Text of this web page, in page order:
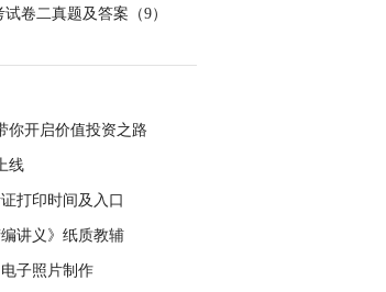
卷二真题及答案（9）
你开启价值投资之路
线
打印时间及入口
讲义》纸质教辅
子照片制作